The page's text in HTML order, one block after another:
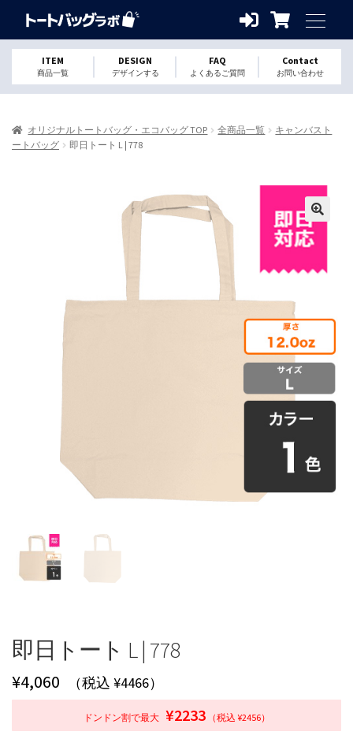
ITEM
商品一覧
DESIGN
デザインする
FAQ
よくあるご質問
Contact
お問い合わせ
オリジナルトートバッグ・エコバッグ TOP 全商品一覧
キャンバスト
ートバッグ
即日トート L | 778
🔍
即日トート L | 778
¥4,060 （税込 ¥4466）
ドンドン割で最大 ¥2233 （税込 ¥2456）